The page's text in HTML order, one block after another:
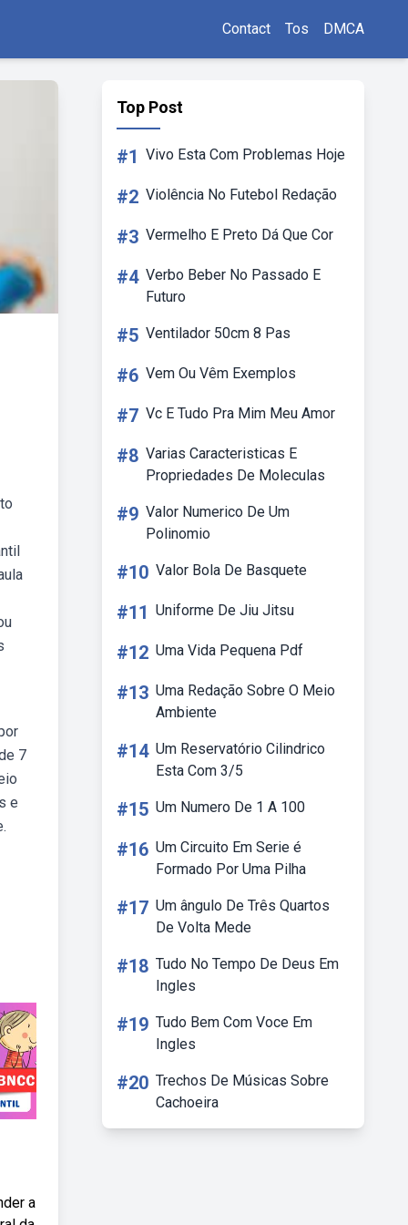
Contact Tos DMCA
7
e
a
Top Post
#1 Vivo Esta Com Problemas Hoje
#2 Violência No Futebol Redação
#3 Vermelho E Preto Dá Que Cor
#4 Verbo Beber No Passado E
Futuro
#5 Ventilador 50cm 8 Pas
#6 Vem Ou Vêm Exemplos
#7 Vc E Tudo Pra Mim Meu Amor
#8 Varias Caracteristicas E
Propriedades De Moleculas
#9 Valor Numerico De Um
Polinomio
#10 Valor Bola De Basquete
#11 Uniforme De Jiu Jitsu
#12 Uma Vida Pequena Pdf
#13 Uma Redação Sobre O Meio
Ambiente
#14 Um Reservatório Cilindrico
Esta Com 3/5
#15 Um Numero De 1 A 100
#16 Um Circuito Em Serie é
Formado Por Uma Pilha
#17 Um ângulo De Três Quartos
De Volta Mede
#18 Tudo No Tempo De Deus Em
Ingles
#19 Tudo Bem Com Voce Em
Ingles
#20 Trechos De Músicas Sobre
Cachoeira